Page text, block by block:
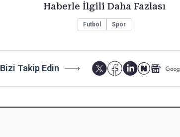
Haberle İlgili Daha Fazlası
Futbol Spor
Bizi Takip Edin